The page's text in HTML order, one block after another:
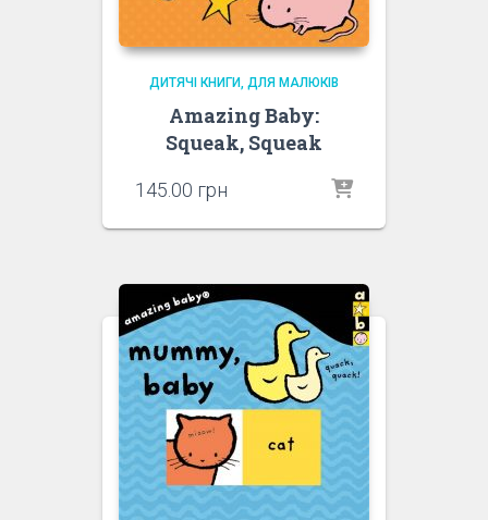
ДИТЯЧІ КНИГИ ДЛЯ МАЛЮКІВ
Amazing Baby:
Squeak, Squeak
145.00 грн